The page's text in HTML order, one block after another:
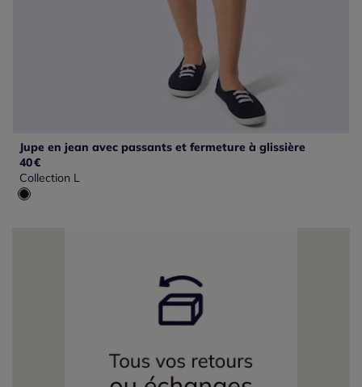
Jupe en jean avec passants et fermeture à glissière
40€
Collection L